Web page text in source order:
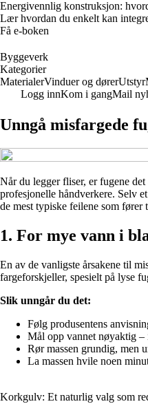
Energivennlig konstruksjon:
Lær hvordan du enkelt kan
Få e-boken
Byggeverk
Kategorier
MaterialerVinduer og dørerUtstyr
Logg innKom i gangMail
Unngå misfargede
Når du legger fliser, er fugene
profesjonelle håndverkere. Selv
de mest typiske feilene som
1. For mye vann i
En av de vanligste årsakene til
fargeforskjeller, spesielt på lyse
Slik unngår du det:
Følg produsentens
Mål opp vannet nøyaktig –
Rør massen grundig, men
La massen hvile noen
Korkgulv: Et naturlig valg som